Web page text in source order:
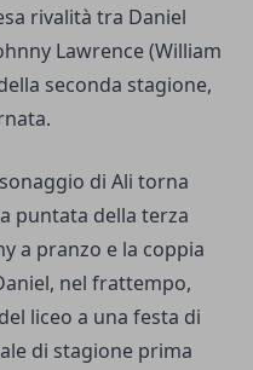
rivalità tra Daniel
Lawrence (William
seconda stagione,
di Ali torna
puntata della terza
a pranzo e la coppia
nel frattempo,
liceo a una festa di
di stagione prima